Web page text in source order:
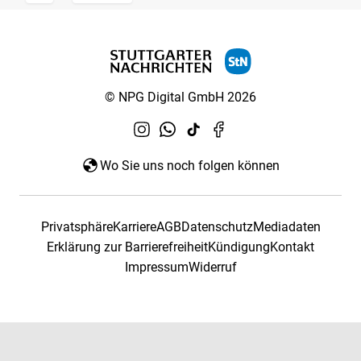
© NPG Digital GmbH 2026
Wo Sie uns noch folgen können
PrivatsphäreKarriereAGBDatenschutzMediadaten
Erklärung zur BarrierefreiheitKündigungKontakt
ImpressumWiderruf